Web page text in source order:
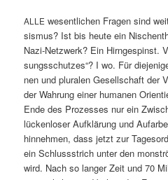
ALLE wesentlichen Fra­gen sind
sis­mus? Ist bis heute ein
Nazi-Net­zw­erk? Ein Hirnge­spinst.
sungss­chutzes“? I wo. Für
nen und plu­ralen Gesellschaft der
der Wahrung ein­er huma­nen
Ende des Prozess­es nur ein
lück­en­los­er Aufk­lärung und
hin­nehmen, dass jet­zt zur
ein Schlussstrich unter den
wird. Nach so langer Zeit und 70